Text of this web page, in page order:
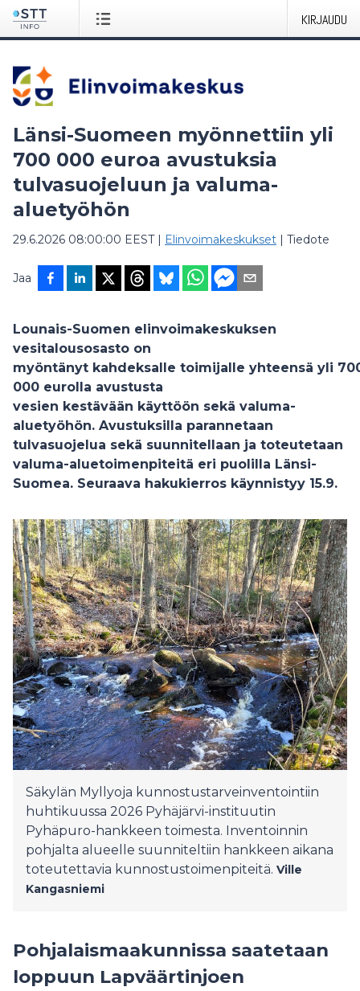
KIRJAUDU
Länsi-Suomeen myönnettiin yli
700 000 euroa avustuksia
tulvasuojeluun ja valuma-
aluetyöhön
29.6.2026 08:00:00 EEST| Elinvoimakeskukset | Tiedote
Jaa
Lounais-Suomen elinvoimakeskuksen
vesitalousosasto on
myöntänyt kahdeksalle toimijalle yhteensä yli
000 eurolla avustusta
vesien kestävään käyttöön sekä valuma-
aluetyöhön. Avustuksilla parannetaan
tulvasuojelua sekä suunnitellaan ja toteutetaan
valuma-aluetoimenpiteitä eri puolilla Länsi-
Suomea. Seuraava hakukierros käynnistyy 15.9.
Säkylän Myllyoja kunnostustarveinventointiin
huhtikuussa 2026 Pyhäjärvi-instituutin
Pyhäpuro-hankkeen toimesta. Inventoinnin
pohjalta alueelle suunniteltiin hankkeen aikana
toteutettavia kunnostustoimenpiteitä. Ville
Kangasniemi
Pohjalaismaakunnissa saatetaan
loppuun Lapväärtinjoen